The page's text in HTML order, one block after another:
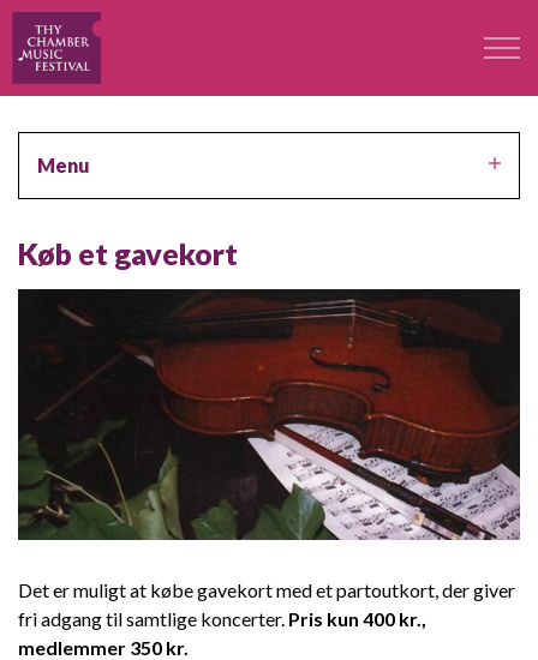
Festivalen
Professorer
Koncerter
Deltagere
Kontakt
Dansk
Kontakt
Menu
Køb et gavekort
Det er muligt at købe gavekort med et partoutkort, der giver
fri adgang til samtlige koncerter. Pris kun 400 kr.,
medlemmer 350 kr.